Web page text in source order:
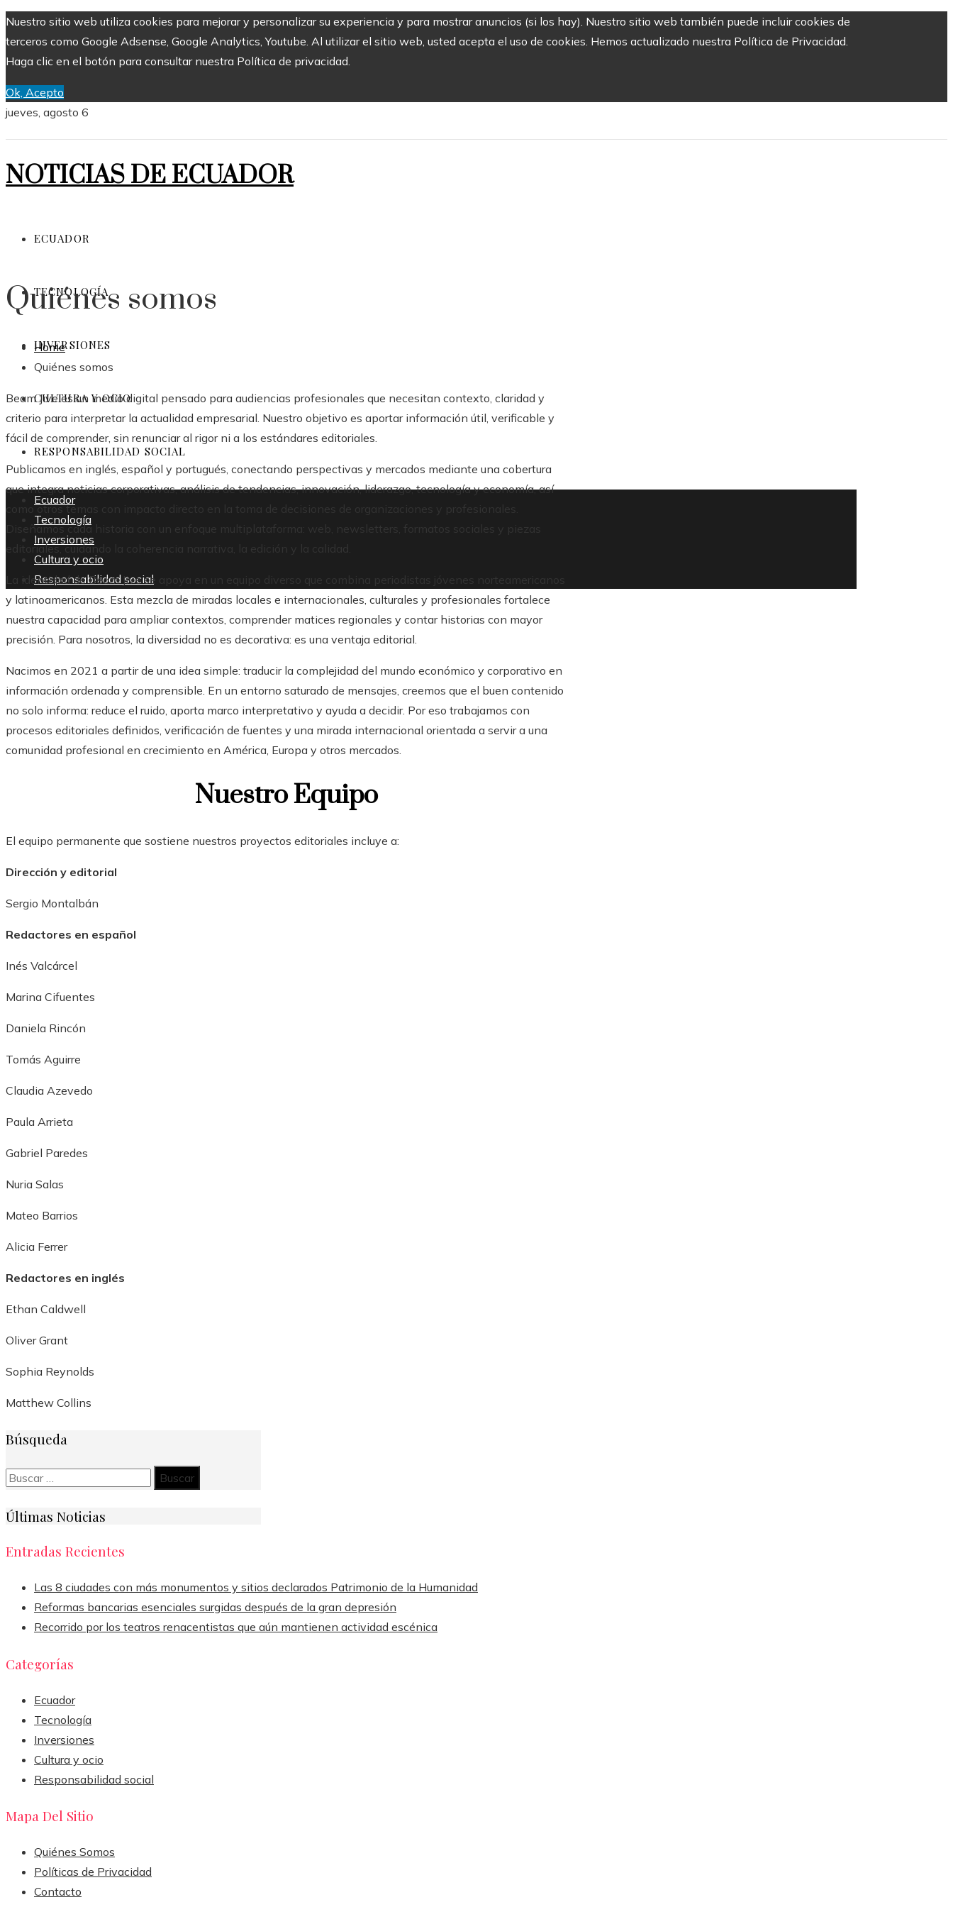
Nuestro sitio web utiliza cookies para mejorar y personalizar su experiencia y para mostrar anuncios (si los hay). Nuestro sitio web también puede incluir cookies de
terceros como Google Adsense, Google Analytics, Youtube. Al utilizar el sitio web, usted acepta el uso de cookies. Hemos actualizado nuestra Política de Privacidad.
Haga clic en el botón para consultar nuestra Política de privacidad.
Ok, Acepto
jueves, agosto 6
NOTICIAS DE ECUADOR
ECUADOR
TECNOLOGÍA
INVERSIONES
CULTURA Y OCIO
RESPONSABILIDAD SOCIAL
Ecuador
Tecnología
Inversiones
Cultura y ocio
Responsabilidad social
Quiénes somos
Home
Quiénes somos
Beam Jive es un medio digital pensado para audiencias profesionales que necesitan contexto, claridad y
criterio para interpretar la actualidad empresarial. Nuestro objetivo es aportar información útil, verificable y
fácil de comprender, sin renunciar al rigor ni a los estándares editoriales.
Publicamos en inglés, español y portugués, conectando perspectivas y mercados mediante una cobertura
que integra noticias corporativas, análisis de tendencias, innovación, liderazgo, tecnología y economía, así
como otros temas con impacto directo en la toma de decisiones de organizaciones y profesionales.
Diseñamos cada historia con un enfoque multiplataforma: web, newsletters, formatos sociales y piezas
editoriales, cuidando la coherencia narrativa, la edición y la calidad.
La identidad de Beam Jive se apoya en un equipo diverso que combina periodistas jóvenes norteamericanos
y latinoamericanos. Esta mezcla de miradas locales e internacionales, culturales y profesionales fortalece
nuestra capacidad para ampliar contextos, comprender matices regionales y contar historias con mayor
precisión. Para nosotros, la diversidad no es decorativa: es una ventaja editorial.
Nacimos en 2021 a partir de una idea simple: traducir la complejidad del mundo económico y corporativo en
información ordenada y comprensible. En un entorno saturado de mensajes, creemos que el buen contenido
no solo informa: reduce el ruido, aporta marco interpretativo y ayuda a decidir. Por eso trabajamos con
procesos editoriales definidos, verificación de fuentes y una mirada internacional orientada a servir a una
comunidad profesional en crecimiento en América, Europa y otros mercados.
Nuestro Equipo
El equipo permanente que sostiene nuestros proyectos editoriales incluye a:
Dirección y editorial
Sergio Montalbán
Redactores en español
Inés Valcárcel
Marina Cifuentes
Daniela Rincón
Tomás Aguirre
Claudia Azevedo
Paula Arrieta
Gabriel Paredes
Nuria Salas
Mateo Barrios
Alicia Ferrer
Redactores en inglés
Ethan Caldwell
Oliver Grant
Sophia Reynolds
Matthew Collins
Búsqueda
Buscar:
Últimas Noticias
Entradas Recientes
Las 8 ciudades con más monumentos y sitios declarados Patrimonio de la Humanidad
Reformas bancarias esenciales surgidas después de la gran depresión
Recorrido por los teatros renacentistas que aún mantienen actividad escénica
Categorías
Ecuador
Tecnología
Inversiones
Cultura y ocio
Responsabilidad social
Mapa Del Sitio
Quiénes Somos
Políticas de Privacidad
Contacto